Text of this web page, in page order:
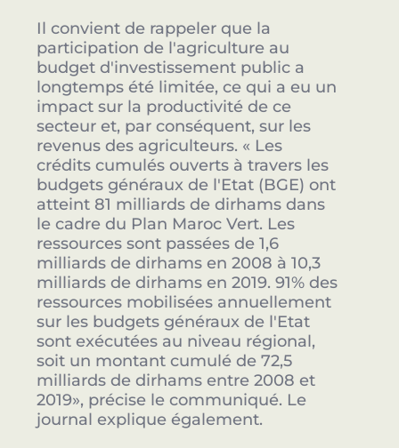
Il convient de rappeler que la
participation de l'agriculture au
budget d'investissement public a
longtemps été limitée, ce qui a eu un
impact sur la productivité de ce
secteur et, par conséquent, sur les
revenus des agriculteurs. « Les
crédits cumulés ouverts à travers les
budgets généraux de l'Etat (BGE) ont
atteint 81 milliards de dirhams dans
le cadre du Plan Maroc Vert. Les
ressources sont passées de 1,6
milliards de dirhams en 2008 à 10,3
milliards de dirhams en 2019. 91% des
ressources mobilisées annuellement
sur les budgets généraux de l'Etat
sont exécutées au niveau régional,
soit un montant cumulé de 72,5
milliards de dirhams entre 2008 et
2019», précise le communiqué. Le
journal explique également.